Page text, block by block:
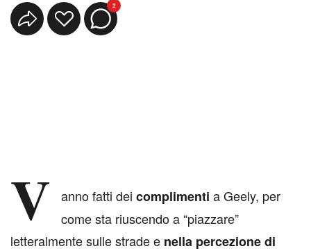
2
V anno fatti dei complimenti a Geely, per
come sta riuscendo a “piazzare”
letteralmente sulle strade e nella percezione di